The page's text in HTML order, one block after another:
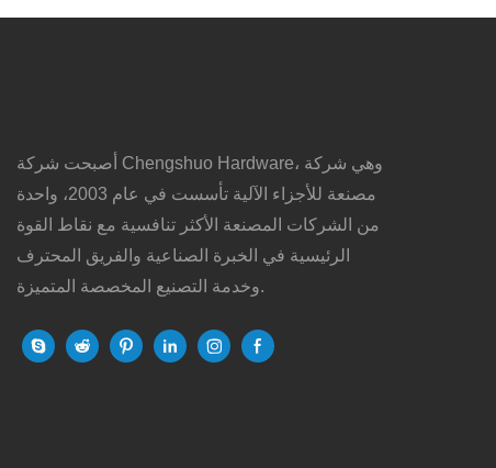
أصبحت شركة Chengshuo Hardware، وهي شركة
مصنعة للأجزاء الآلية تأسست في عام 2003، واحدة
من الشركات المصنعة الأكثر تنافسية مع نقاط القوة
الرئيسية في الخبرة الصناعية والفريق المحترف
وخدمة التصنيع المخصصة المتميزة.